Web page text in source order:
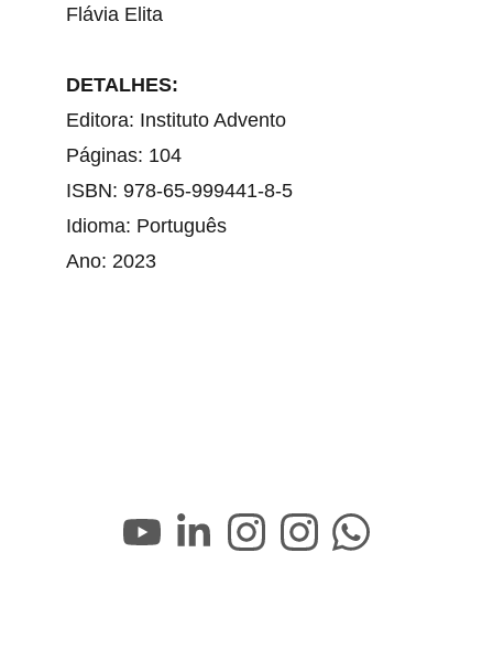
Flávia Elita
DETALHES:
Editora: Instituto Advento
Páginas: 104
ISBN: 978-65-999441-8-5
Idioma: Português
Ano: 2023